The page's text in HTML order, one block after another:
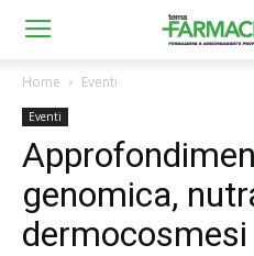
Home Eventi
Eventi
genomica,
dermocosmesi